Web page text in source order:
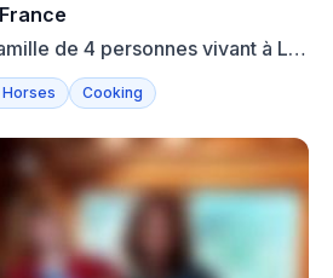
de 4 personnes vivant à Le
Cooking